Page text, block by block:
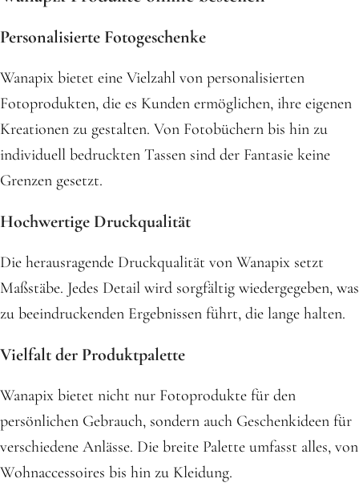
Personalisierte Fotogeschenke
Wanapix bietet eine Vielzahl von personalisierten
Fotoprodukten, die es Kunden ermöglichen, ihre eigenen
Kreationen zu gestalten. Von Fotobüchern bis hin zu
individuell bedruckten Tassen sind der Fantasie keine
Grenzen gesetzt.
Hochwertige Druckqualität
Die herausragende Druckqualität von Wanapix setzt
Maßstäbe. Jedes Detail wird sorgfältig wiedergegeben, was
zu beeindruckenden Ergebnissen führt, die lange halten.
Vielfalt der Produktpalette
Wanapix bietet nicht nur Fotoprodukte für den
persönlichen Gebrauch, sondern auch Geschenkideen für
verschiedene Anlässe. Die breite Palette umfasst alles, von
Wohnaccessoires bis hin zu Kleidung.